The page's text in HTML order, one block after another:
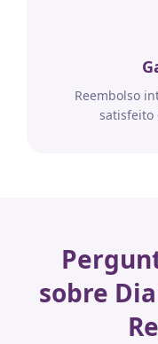
Reembolso
satisfeito
sobre